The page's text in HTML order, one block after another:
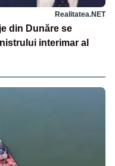
Realitatea.NET
din Dunăre se
interimar al